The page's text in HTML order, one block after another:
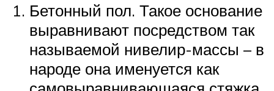
Бетонный пол. Такое основание
выравнивают посредством так
называемой нивелир-массы – в
народе она именуется как